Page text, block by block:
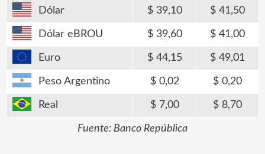
Dólar 39,10 41,50
Dólar eBROU 39,60 41,00
Euro 44,15 49,01
Peso Argentino 0,02 0,20
Real 7,00 8,70
Fuente: Banco República